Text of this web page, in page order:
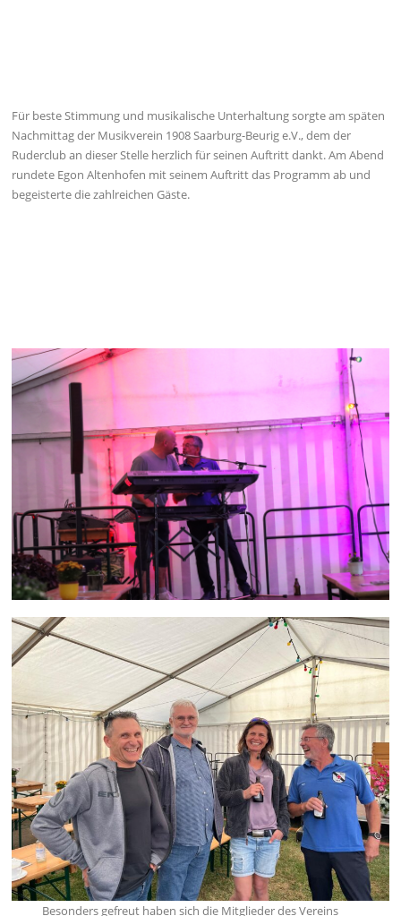
Für beste Stimmung und musikalische Unterhaltung sorgte am späten
Nachmittag der Musikverein 1908 Saarburg-Beurig e.V., dem der
Ruderclub an dieser Stelle herzlich für seinen Auftritt dankt. Am Abend
rundete Egon Altenhofen mit seinem Auftritt das Programm ab und
begeisterte die zahlreichen Gäste.
Besonders gefreut haben sich die Mitglieder des Vereins